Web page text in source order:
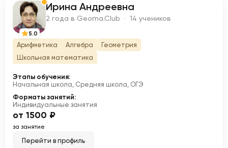
И
5.0
Ирина Андреевна
2 года в Geoma.Club · 14 учеников
Арифметика Алгебра
Геометрия
Школьная математика
Этапы обучения:
Начальная школа, Средняя школа, ОГЭ
Форматы занятий:
Индивидуальные занятия
от 1500 ₽
за занятие
Перейти в профиль